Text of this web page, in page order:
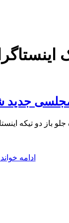
مجلسی جدید
اینستاگرام بچه
ادامه